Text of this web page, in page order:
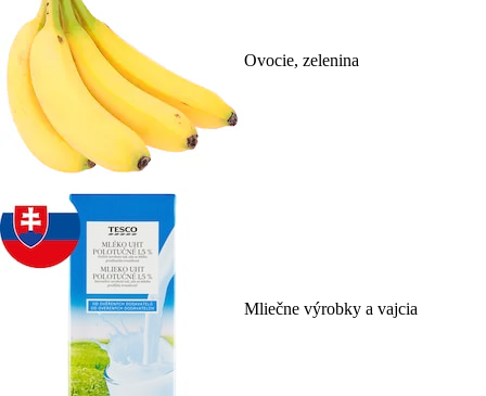
Ovocie, zelenina
Mliečne výrobky a vajcia